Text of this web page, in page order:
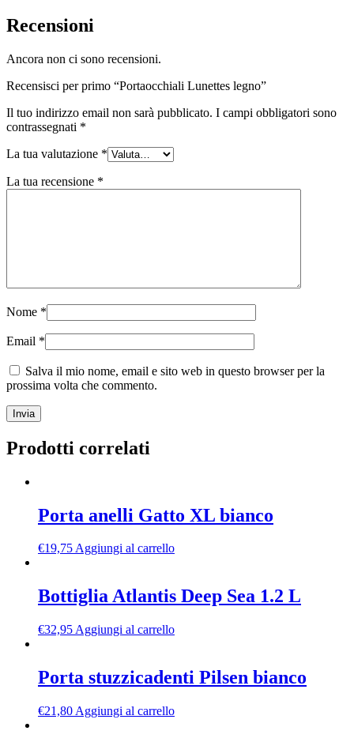
Recensioni
Ancora non ci sono recensioni.
Recensisci per primo “Portaocchiali Lunettes legno”
Il tuo indirizzo email non sarà pubblicato. I campi obbligatori sono
contrassegnati *
La tua valutazione *
La tua recensione *
Nome *
Email *
Salva il mio nome, email e sito web in questo browser per la
prossima volta che commento.
Prodotti correlati
Porta anelli Gatto XL bianco
€19,75Aggiungi al carrello
Bottiglia Atlantis Deep Sea 1.2 L
€32,95 Aggiungi al carrello
Porta stuzzicadenti Pilsen bianco
€21,80 Aggiungi al carrello